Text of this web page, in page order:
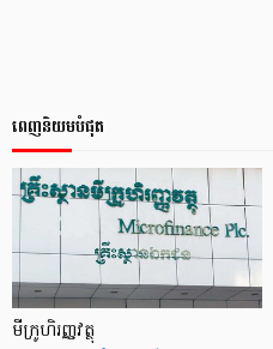
ពេញនិយមបំផុត
មីក្រូ​ហិរញ្ញវត្ថុ